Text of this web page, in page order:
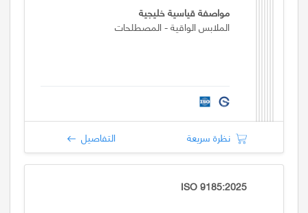
مواصفة قياسية خليجية
الملابس الواقية - المصطلحات
نظرة سريعة التفاصيل
ISO 9185:2025